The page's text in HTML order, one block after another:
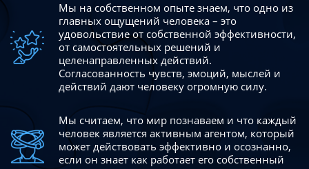
Мы на собственном опыте знаем, что одно из
главных ощущений человека – это
удовольствие от собственной эффективности,
от самостоятельных решений и
целенаправленных действий.
Согласованность чувств, эмоций, мыслей и
действий дают человеку огромную силу.
Мы считаем, что мир познаваем и что каждый
человек является активным агентом, который
может действовать эффективно и осознанно,
если он знает как работает его собственный